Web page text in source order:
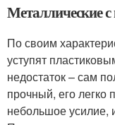
Металлические
По своим
уступят
недостаток – сам
прочный, его легко
небольшое усилие,